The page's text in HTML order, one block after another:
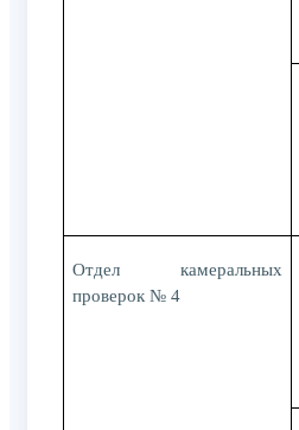
Отдел камеральных
проверок № 4